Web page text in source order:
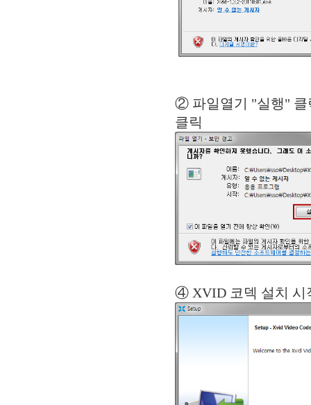
② 파일열기
클릭
④ XVID 코